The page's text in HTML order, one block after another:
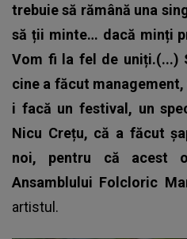
trebuie să rămână una
să ții minte… dacă minți
Vom fi la fel de uniți.(...)
cine a făcut
i facă un festival, un
Nicu Crețu, că a făcut
noi, pentru că acest
Ansamblului Folcloric
artistul.